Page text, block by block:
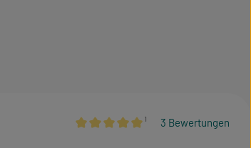
¹ 3 Bewertungen